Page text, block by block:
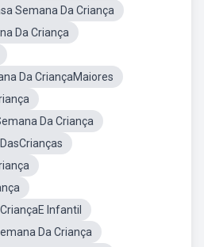
Semana Da Criança
Da Criança
Da CriançaMaiores
Da Criança
Infantil
Da Criança